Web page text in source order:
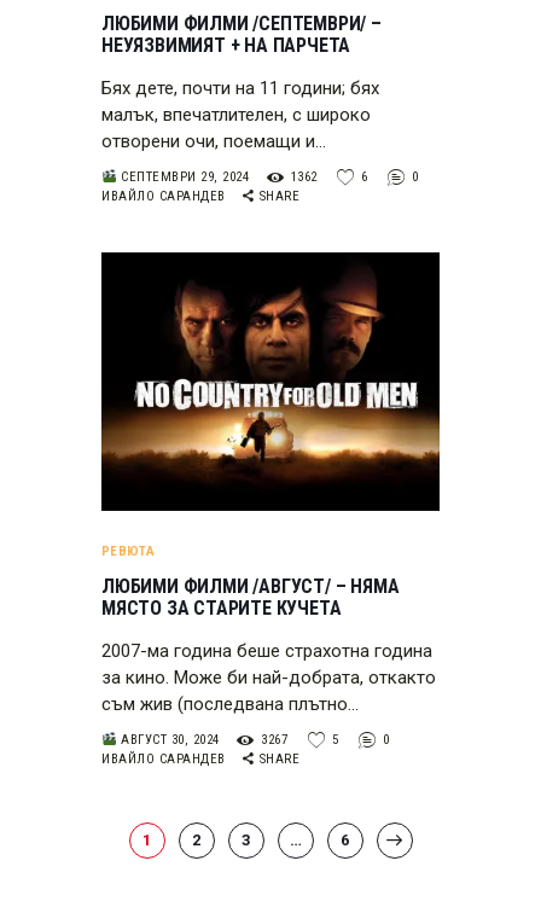
ЛЮБИМИ ФИЛМИ /СЕПТЕМВРИ/ –
НЕУЯЗВИМИЯТ + НА ПАРЧЕТА
Бях дете, почти на 11 години; бях
малък, впечатлителен, с широко
отворени очи, поемащи и…
СЕПТЕМВРИ 29, 2024 1362 6
0
ИВАЙЛО САРАНДЕВ
SHARE
РЕВЮТА
ЛЮБИМИ ФИЛМИ /АВГУСТ/ – НЯМА
МЯСТО ЗА СТАРИТЕ КУЧЕТА
2007-ма година беше страхотна година
за кино. Може би най-добрата, откакто
съм жив (последвана плътно…
АВГУСТ 30, 2024 3267 5
0
ИВАЙЛО САРАНДЕВ
SHARE
РАЗДЕЛЯНЕ
PAGE
1 PAGE
2 PAGE
3 … PAGE
6